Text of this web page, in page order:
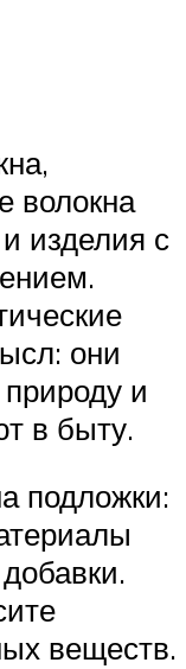
волокна
изделия с
они
и
в быту.
подложки:
веществ.